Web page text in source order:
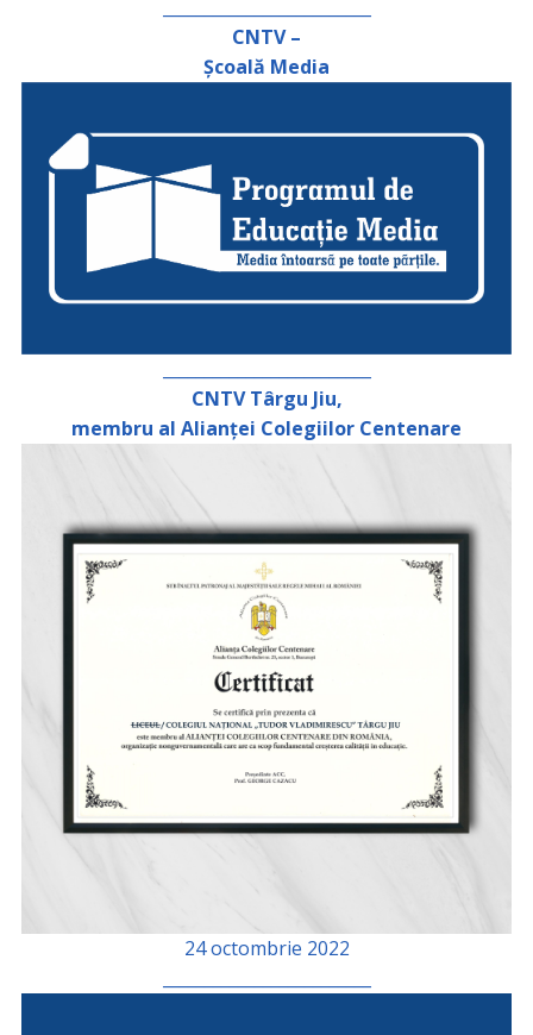
CNTV –
Școală Media
CNTV Târgu Jiu,
membru al Alianței Colegiilor Centenare
24 octombrie 2022